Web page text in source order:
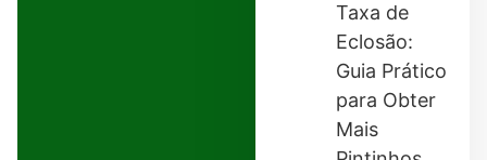
Taxa de
Eclosão:
Guia Prático
para Obter
Mais